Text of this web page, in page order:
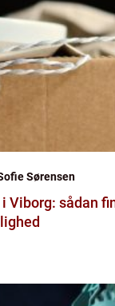
Sørensen
Viborg: sådan